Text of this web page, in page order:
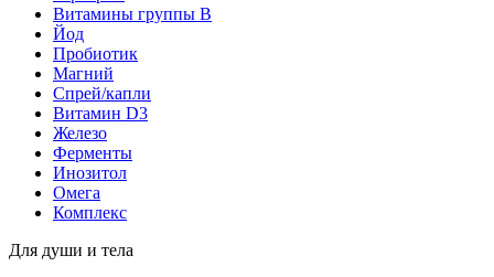
Витамины группы B
Йод
Пробиотик
Магний
Спрей/капли
Витамин D3
Железо
Ферменты
Инозитол
Омега
Комплекс
Для души и тела